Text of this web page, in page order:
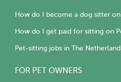
How do I become a dog sitter on
How do I get paid for sitting on
Pet-sitting jobs in The
FOR PET OWNERS